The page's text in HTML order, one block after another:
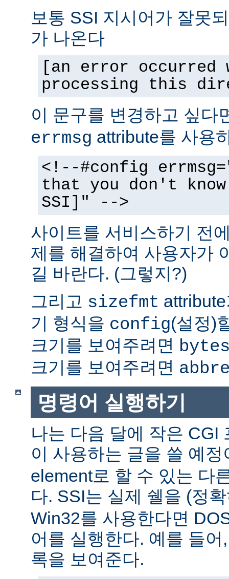
보통 SSI 지시어가 잘못
가 나온다
[an error occurred
processing this
이 문구를 변경하고 싶다
errmsg attribute를 사용
<!--#config
that you don't
SSI]" -->
사이트를 서비스하기 전
제를 해결하여 사용자가
길 바란다. (그렇지?)
그리고 sizefmt
기 형식을 config(설정)
크기를 보여주려면
크기를 보여주려면
명령어 실행하기
나는 다음 달에 작은 CGI
이 사용하는 글을 쓸 예
element로 할 수 있는 다
다. SSI는 실제 쉘을 (정
Win32를 사용한다면
어를 실행한다. 예를 들
록을 보여준다.